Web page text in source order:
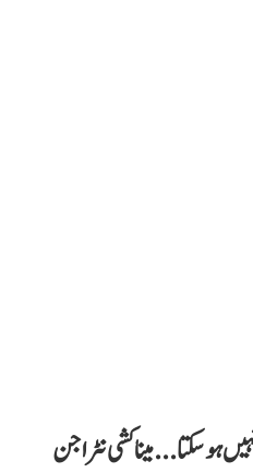
ہو سکتا... میناکشی نٹراجن